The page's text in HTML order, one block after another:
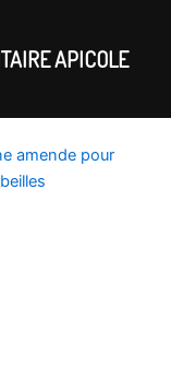
amende pour
APICOLE